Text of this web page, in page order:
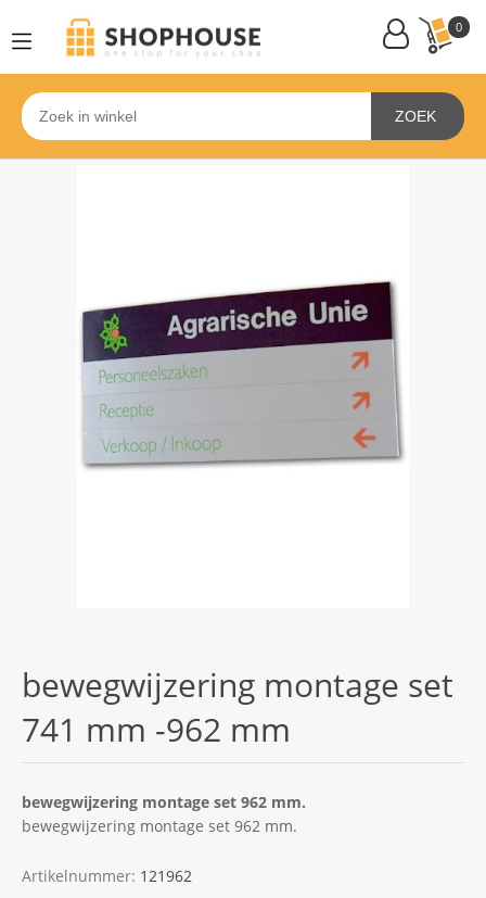
0
ZOEK
bewegwijzering montage set
741 mm -962 mm
bewegwijzering montage set 962 mm.
bewegwijzering montage set 962 mm.
Artikelnummer: 121962